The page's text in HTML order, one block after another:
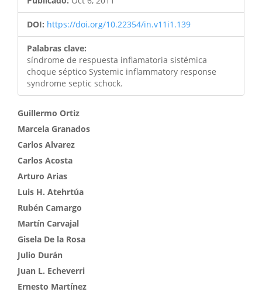
DOI: https://doi.org/10.22354/in.v11i1.139
Palabras clave:
síndrome de respuesta inflamatoria sistémica
choque séptico Systemic inflammatory response
syndrome septic schock.
Contenido
principal
del
artículo
Guillermo Ortiz
Marcela Granados
Carlos Alvarez
Carlos Acosta
Arturo Arias
Luis H. Atehrtúa
Rubén Camargo
Martín Carvajal
Gisela De la Rosa
Julio Durán
Juan L. Echeverri
Ernesto Martínez